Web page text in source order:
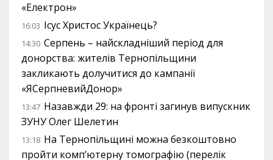
«Електрон»
16:03 Ісус Христос Українець?
14:30 Серпень – найскладніший період для
донорства: жителів Тернопільщини
закликають долучитися до кампанії
«ЯСерпневийДонор»
13:47 Назавжди 29: на фронті загинув випускник
ЗУНУ Олег Шелетин
13:18 На Тернопільщині можна безкоштовно
пройти комп’ютерну томографію (перелік